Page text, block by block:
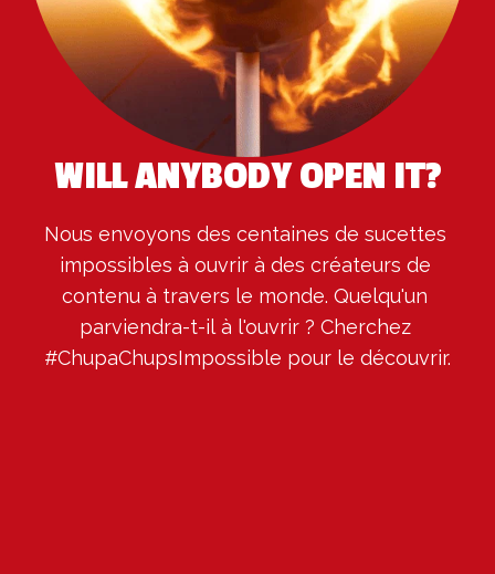
WILL ANYBODY OPEN IT?
Nous envoyons des centaines de sucettes
impossibles à ouvrir à des créateurs de
contenu à travers le monde. Quelqu'un
parviendra-t-il à l'ouvrir ? Cherchez
#ChupaChupsImpossible pour le découvrir.